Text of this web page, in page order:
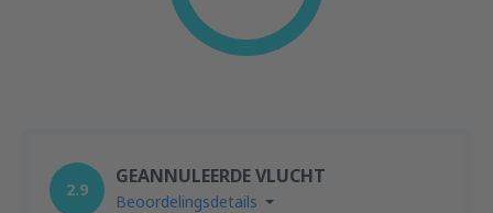
2.9
GEANNULEERDE VLUCHT
Beoordelingsdetails